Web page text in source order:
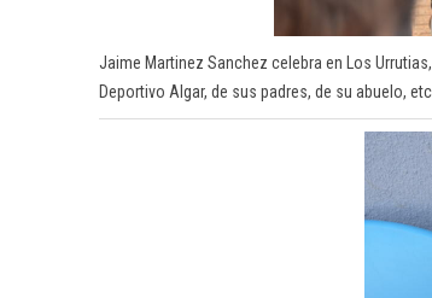
Jaime Martinez Sanchez celebra en Los
Deportivo Algar, de sus padres, de su abuelo,